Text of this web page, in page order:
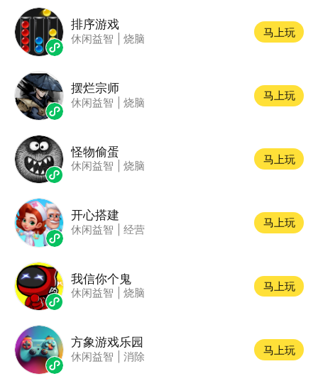
排序游戏
休闲益智 烧脑
马上玩
摆烂宗师
休闲益智 烧脑
马上玩
怪物偷蛋
休闲益智 烧脑
马上玩
开心搭建
休闲益智 经营
马上玩
我信你个鬼
休闲益智 烧脑
马上玩
方象游戏乐园
休闲益智 消除
马上玩